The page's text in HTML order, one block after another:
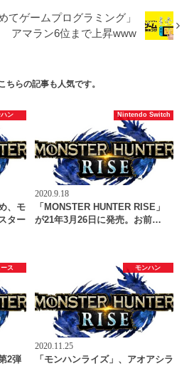
てゲームプログラミング」
アマラン6位まで上昇www
ちらの記事も人気です。
ン
、モ
ター
Nintendo Switch
2020.9.18
「MONSTER HUNTER RISE」
が21年3月26日に発売。お前…
ース
2弾
モンハン
2020.11.25
「モンハンライズ」、アオアシラ